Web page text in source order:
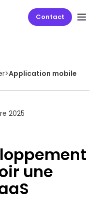
Contact
>Application mobile
2025
une